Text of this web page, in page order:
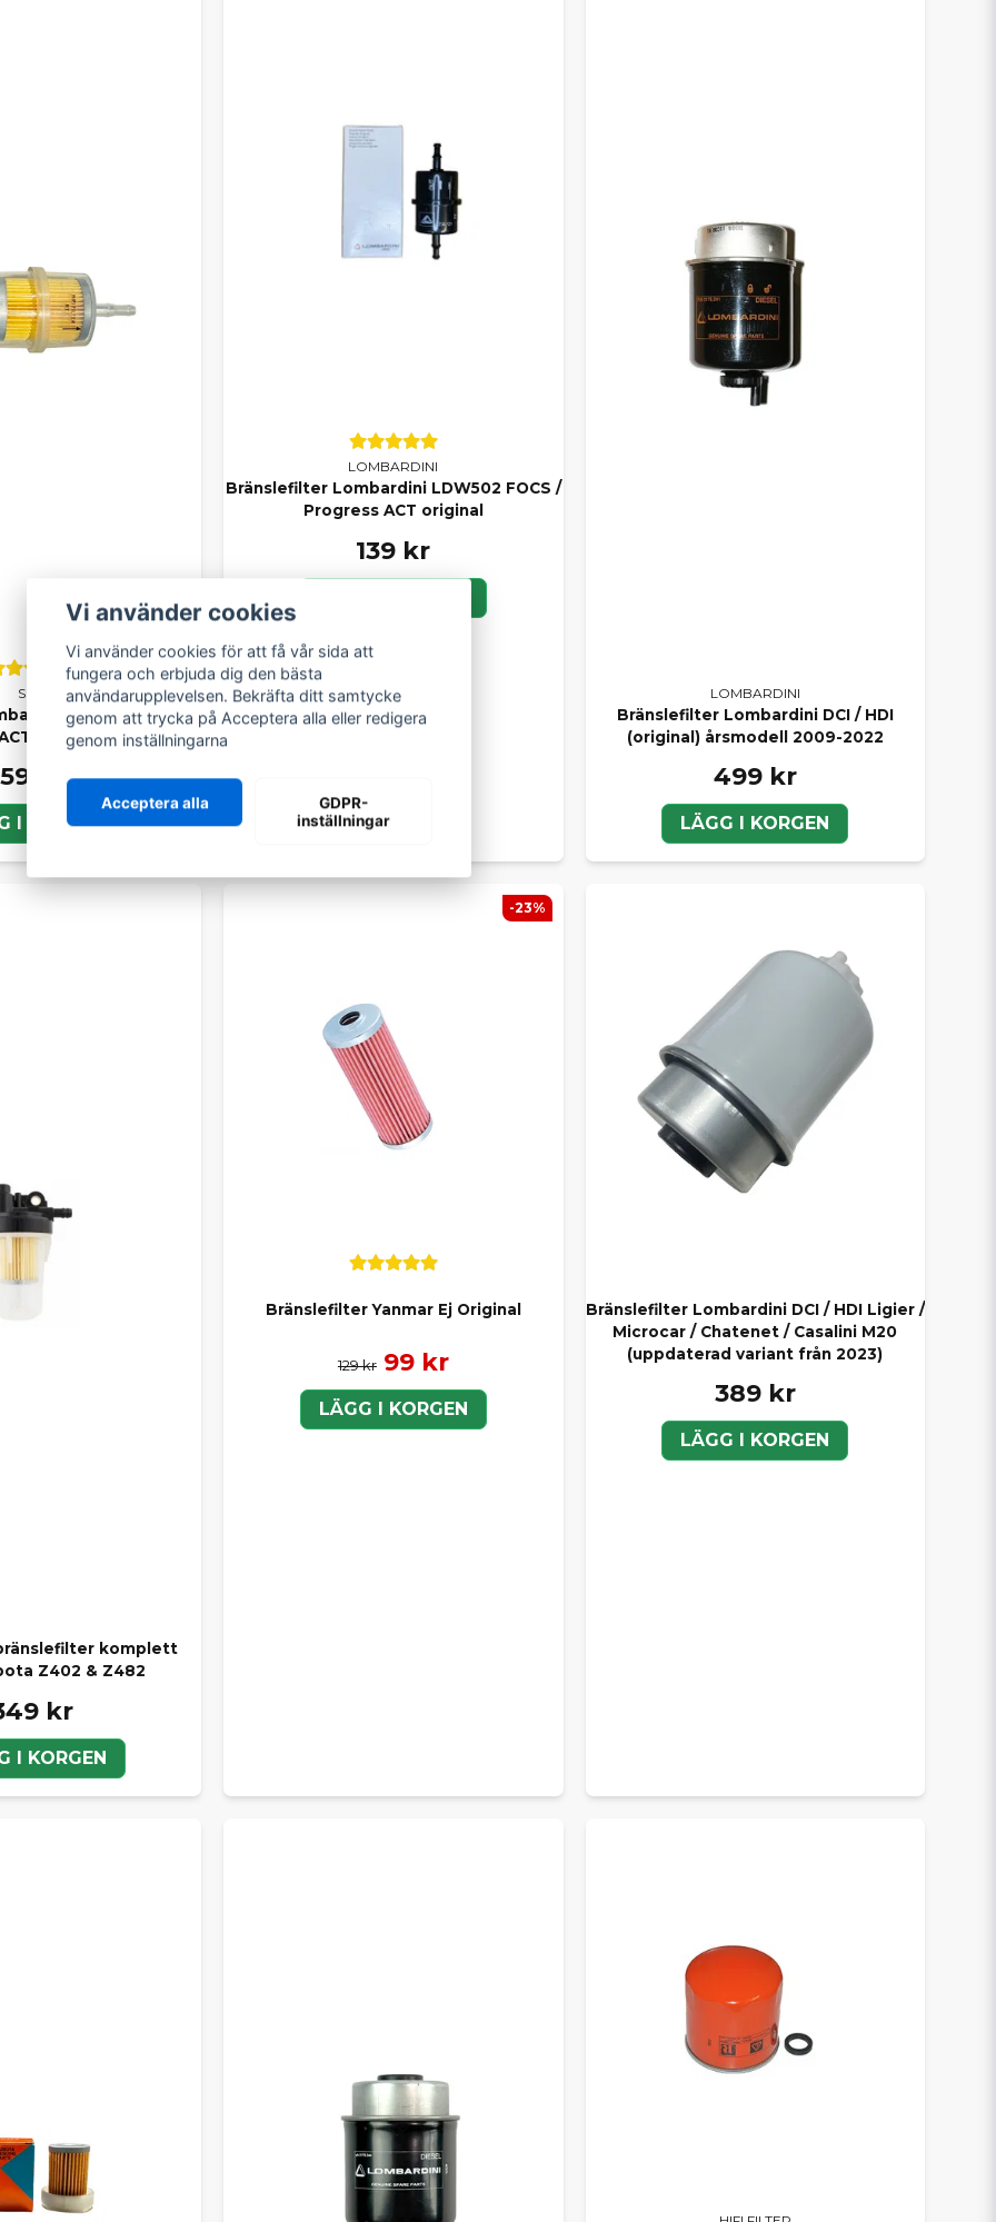
SCP
Focs / Progress
502
59 kr
I KORGEN
LOMBARDINI
Bränslefilter Lombardini LDW502 FOCS /
Progress ACT original
139 kr
LOMBARDINI
Bränslefilter Lombardini DCI / HDI
(original) årsmodell 2009-2022
499 kr
LÄGG I KORGEN
komplett
Z402 & Z482
kr
I KORGEN
Bränslefilter Yanmar Ej Original
129 kr 99 kr
LÄGG I KORGEN
-23%
Bränslefilter Lombardini DCI / HDI Ligier /
Microcar / Chatenet / Casalini M20
(uppdaterad variant från 2023)
389 kr
LÄGG I KORGEN
Vi använder cookies
Vi använder cookies för att få vår sida att
fungera och erbjuda dig den bästa
användarupplevelsen. Bekräfta ditt samtycke
genom att trycka på Acceptera alla eller redigera
genom inställningarna
Acceptera alla
GDPR-
inställningar